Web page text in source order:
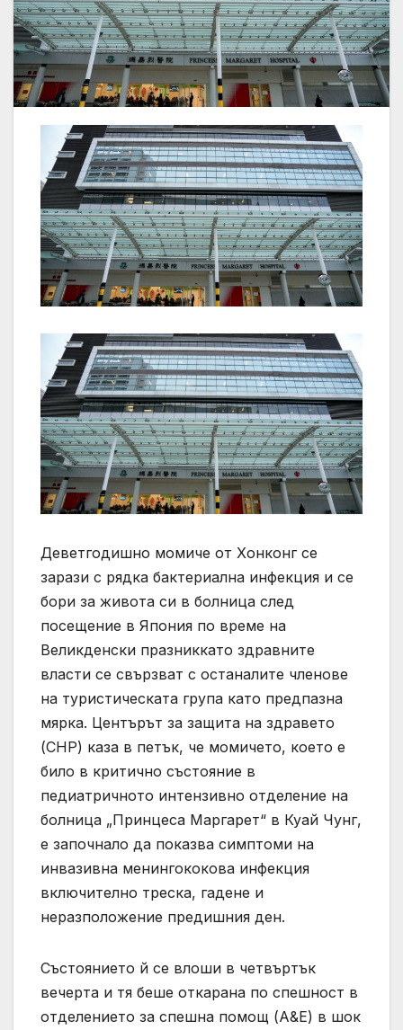
Деветгодишно момиче от Хонконг се
зарази с рядка бактериална инфекция и се
бори за живота си в болница след
посещение в Япония по време на
Великденски празниккато здравните
власти се свързват с останалите членове
на туристическата група като предпазна
мярка. Центърът за защита на здравето
(CHP) каза в петък, че момичето, което е
било в критично състояние в
педиатричното интензивно отделение на
болница „Принцеса Маргарет“ в Куай Чунг,
е започнало да показва симптоми на
инвазивна менингококова инфекция
включително треска, гадене и
неразположение предишния ден.
Състоянието й се влоши в четвъртък
вечерта и тя беше откарана по спешност в
отделението за спешна помощ (A&E) в шок